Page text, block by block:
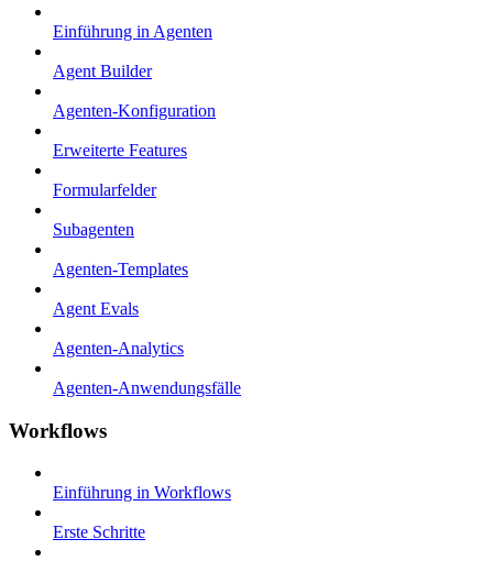
Einführung in Agenten
Agent Builder
Agenten-Konfiguration
Erweiterte Features
Formularfelder
Subagenten
Agenten-Templates
Agent Evals
Agenten-Analytics
Agenten-Anwendungsfälle
Workflows
Einführung in Workflows
Erste Schritte